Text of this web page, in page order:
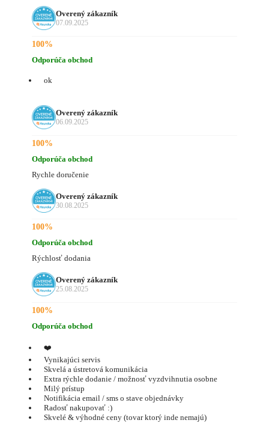
Overený zákazník
07.09.2025
100%
Odporúča obchod
ok
Overený zákazník
06.09.2025
100%
Odporúča obchod
Rychle doručenie
Overený zákazník
30.08.2025
100%
Odporúča obchod
Rýchlosť dodania
Overený zákazník
25.08.2025
100%
Odporúča obchod
❤️
Vynikajúci servis
Skvelá a ústretová komunikácia
Extra rýchle dodanie / možnosť vyzdvihnutia osobne
Milý prístup
Notifikácia email / sms o stave objednávky
Radosť nakupovať :)
Skvelé & výhodné ceny (tovar ktorý inde nemajú)